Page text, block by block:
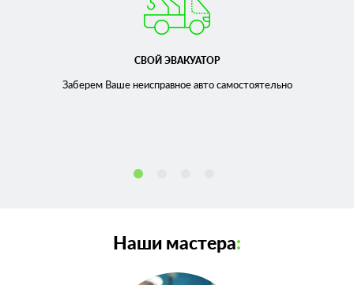
СВОЙ ЭВАКУАТОР
Заберем Ваше неисправноеавто самостоятельно
Наши мастера: